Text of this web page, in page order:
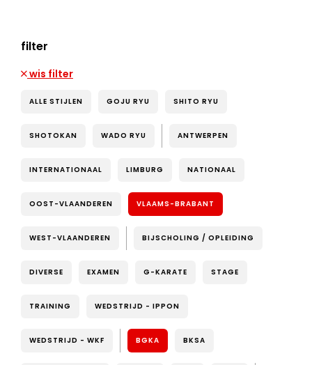
filter
wis filter
ALLE STIJLEN GOJU RYU SHITO RYU
SHOTOKAN WADO RYU ANTWERPEN
INTERNATIONAAL LIMBURG NATIONAAL
OOST-VLAANDEREN VLAAMS-BRABANT
WEST-VLAANDEREN BIJSCHOLING / OPLEIDING
DIVERSE EXAMEN G-KARATE STAGE
TRAINING WEDSTRIJD - IPPON
WEDSTRIJD - WKF BGKA BKSA